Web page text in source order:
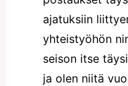
ajatuksiin
yhteistyöhön
seison itse
ja olen niitä